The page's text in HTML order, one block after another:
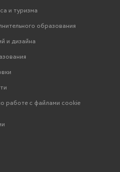
и туризма
образования
и дизайна
с файлами cookie